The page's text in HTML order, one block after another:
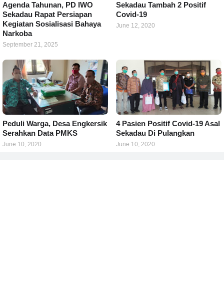
Agenda Tahunan, PD IWO
Sekadau Rapat Persiapan
Kegiatan Sosialisasi Bahaya
Narkoba
September 21, 2025
Sekadau Tambah 2 Positif
Covid-19
June 12, 2020
Peduli Warga, Desa Engkersik
Serahkan Data PMKS
June 10, 2020
4 Pasien Positif Covid-19 Asal
Sekadau Di Pulangkan
June 10, 2020